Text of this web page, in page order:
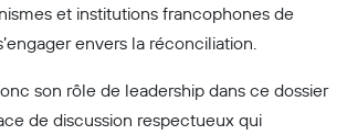
et institutions francophones de
envers la réconciliation.
son rôle de leadership dans ce dossier
de discussion respectueux qui